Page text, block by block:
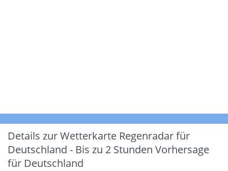
Details zur Wetterkarte Regenradar für
Deutschland - Bis zu 2 Stunden Vorhersage
für Deutschland